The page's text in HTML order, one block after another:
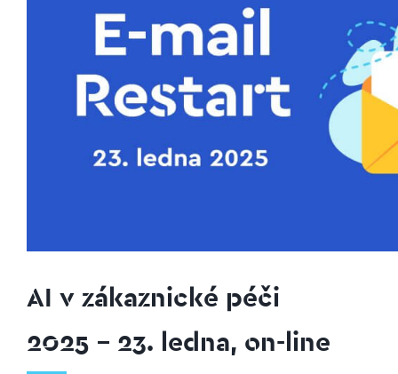
AI v zákaznické péči
2025 – 23. ledna, on-line